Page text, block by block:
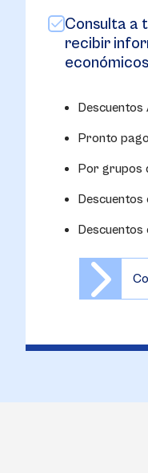
Consulta a
recibir
Descuentos
Pronto
Por grupos
Descuentos
Descuentos